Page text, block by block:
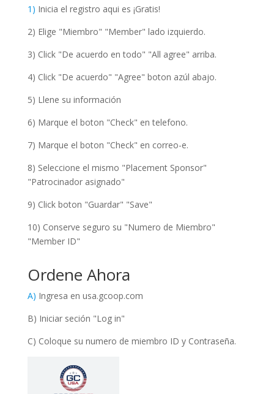
1) Inicia el registro aqui es ¡Gratis!
2) Elige "Miembro" "Member" lado izquierdo.
3) Click "De acuerdo en todo" "All agree" arriba.
4) Click "De acuerdo" "Agree" boton azúl abajo.
5) Llene su información
6) Marque el boton "Check" en telefono.
7) Marque el boton "Check" en correo-e.
8) Seleccione el mismo "Placement Sponsor"
"Patrocinador asignado"
9) Click boton "Guardar" "Save"
10) Conserve seguro su "Numero de Miembro"
"Member ID"
Ordene Ahora
A) Ingresa en usa.gcoop.com
B) Iniciar seción "Log in"
C) Coloque su numero de miembro ID y Contraseña.